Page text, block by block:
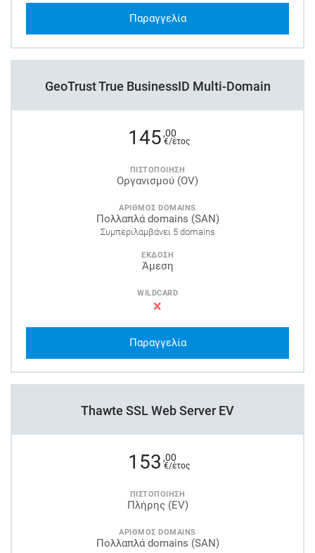
Παραγγελία
GeoTrust True BusinessID Multi-Domain
145 ,00
€/έτος
ΠΙΣΤΟΠΟΙΗΣΗ
Οργανισμού (OV)
ΑΡΙΘΜΟΣ DOMAINS
Πολλαπλά domains (SAN)
Συμπεριλαμβάνει 5 domains
ΕΚΔΟΣΗ
Άμεση
WILDCARD
Παραγγελία
Thawte SSL Web Server EV
153 ,00
€/έτος
ΠΙΣΤΟΠΟΙΗΣΗ
Πλήρης (EV)
ΑΡΙΘΜΟΣ DOMAINS
Πολλαπλά domains (SAN)